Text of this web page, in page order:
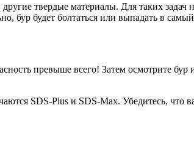
твердые материалы. Для таких задач
бур будет болтаться или выпадать в
превыше всего! Затем осмотрите
SDS-Plus и SDS-Max. Убедитесь, что